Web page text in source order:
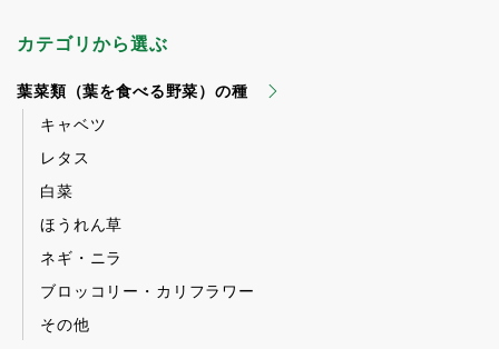
カテゴリから選ぶ
葉菜類（葉を食べる野菜）の種
キャベツ
レタス
白菜
ほうれん草
ネギ・ニラ
ブロッコリー・カリフラワー
その他